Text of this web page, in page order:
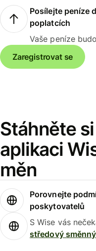
Posílejte peníze
poplatcích
Vaše peníze
Zaregistrovat se
Stáhněte
aplikaci
měn
Porovnejte
poskytovatelů
S Wise vás
středový